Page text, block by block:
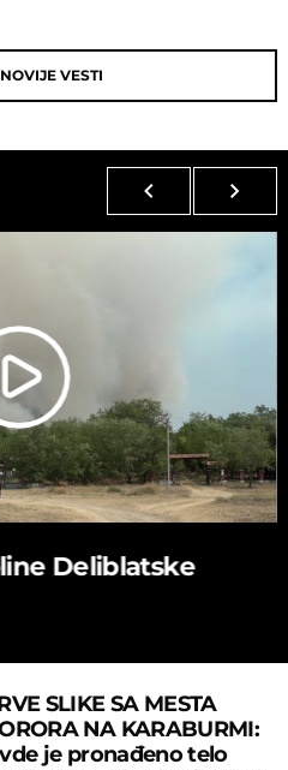
VESTI
Deliblatske
SLIKE SA MESTA
NA KARABURMI:
je pronađeno telo